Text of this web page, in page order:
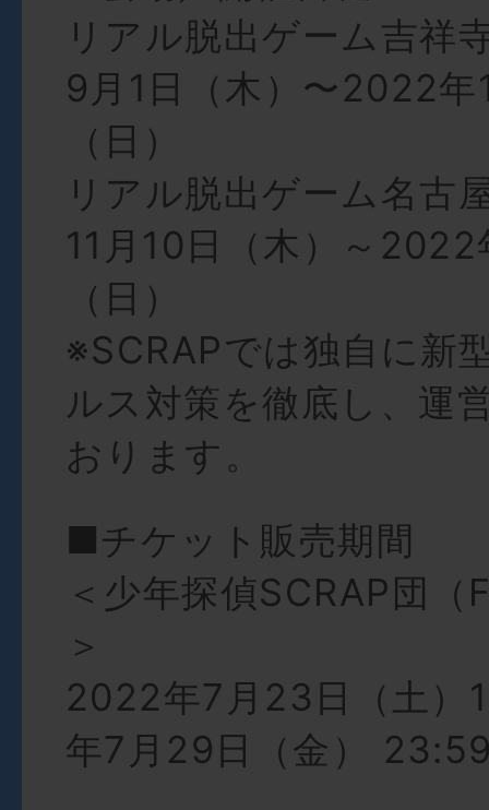
リアル脱出ゲーム吉
9月1日（木）〜2022
（日）
リアル脱出ゲーム名
11月10日（木）～
（日）
※SCRAPでは独自に新
ルス対策を徹底し、運
おります。
■チケット販売期間
＜少年探偵SCRAP団（
＞
2022年7月23日（土）
年7月29日（金）